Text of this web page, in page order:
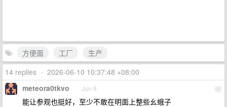
方便面 工厂
生产
14 replies • 2026-06-10 10:37:48 +08:00
1
meteora0tkvo Jun 8
能让参观也挺好，至少不敢在明面上整些幺蛾子